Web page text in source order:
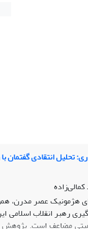
تحلیل انتقادی گفتمان
هژمونیک عصر مدرن،
رهبر انقلاب اسلامی
مضاعف است. پژوهش